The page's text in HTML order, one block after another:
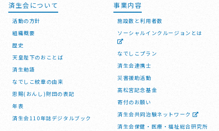
済生会について
活動の方針
組織概要
歴史
天皇陛下のおことば
済生勅語
なでしこ紋章の由来
恩賜(おんし)財団の表記
年表
済生会110年誌デジタルブック
事業内容
施設数と利用者数
ソーシャルインクルージョンとは
なでしこプラン
済生会連携士
災害援助活動
高松宮記念基金
寄付のお願い
済生会共同治験ネットワーク
済生会保健・医療・福祉総合研究所